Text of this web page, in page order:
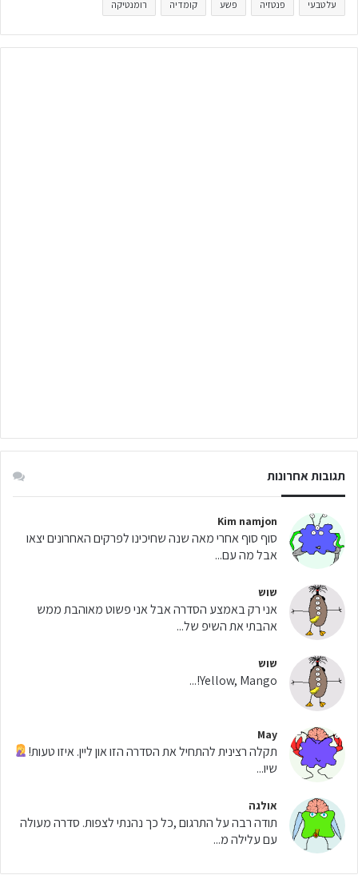
על טבעי פנטזיה פשע קומדיה רומנטיקה
תגובות אחרונות
Kim namjon
סוף סוף אחרי מאה שנה שחיכינו לפרקים האחרונים יצאו
אבל מה עם...
שוש
אני רק באמצע הסדרה אבל אני פשוט מאוהבת ממש
אהבתי את השיפ של...
שוש
Yellow, Mango!...
May
תקלה רצינית להתחיל את הסדרה הזו און ליין. איזו טעות!
שיו...
אולגה
תודה רבה על התרגום ,כל כך נהנתי לצפות. סדרה מעולה
עם עלילה מ...